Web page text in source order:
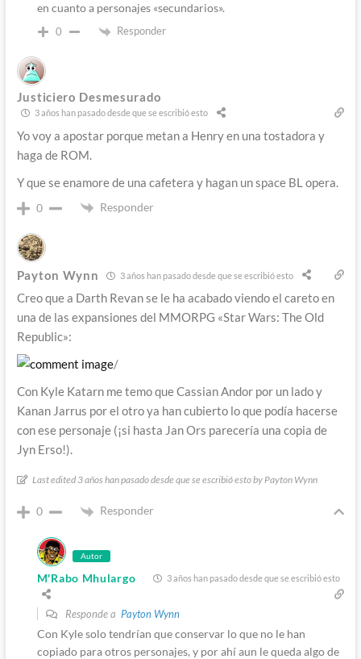
en cuanto a personajes «secundarios».
0 Responder
Justiciero Desmesurado
3 años han pasado desde que se escribió esto
Yo voy a apostar porque metan a Henry en una tostadora y
haga de ROM.
Y que se enamore de una cafetera y hagan un space BL opera.
0 Responder
Payton Wynn 3 años han pasado desde que se escribió esto
Creo que a Darth Revan se le ha acabado viendo el careto en
una de las expansiones del MMORPG «Star Wars: The Old
Republic»:
/
Con Kyle Katarn me temo que Cassian Andor por un lado y
Kanan Jarrus por el otro ya han cubierto lo que podía hacerse
con ese personaje (¡si hasta Jan Ors parecería una copia de
Jyn Erso!).
Last edited 3 años han pasado desde que se escribió esto by Payton Wynn
0 Responder
Autor
M'Rabo Mhulargo 3 años han pasado desde que se escribió esto
Responde a Payton Wynn
Con Kyle solo tendrían que conservar lo que no le han
copiado para otros personajes, y por ahí aun le queda algo de